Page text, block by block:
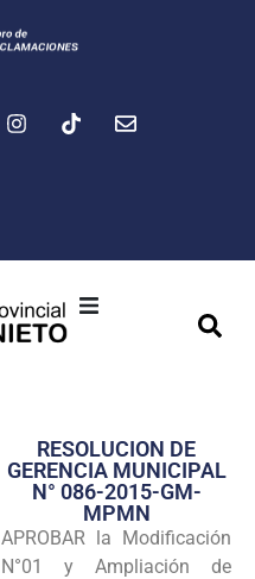
Transparencia
Seguridad
Programas
RESOLUCION DE
GERENCIA MUNICIPAL
N° 086-2015-GM-
MPMN
APROBAR la Modificación
N°01 y Ampliación de